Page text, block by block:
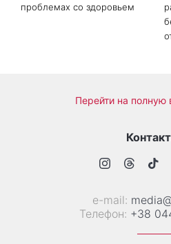
проблемах со здоровьем
Перейти на полную
е-mail:
Телефон: +38